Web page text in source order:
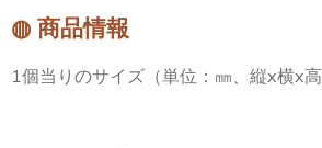
◍ 商品情報
1個当りのサイズ（単位：㎜、縦x横x高